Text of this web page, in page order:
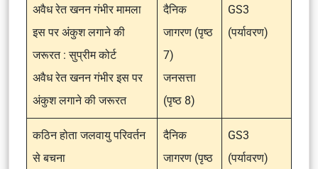
अवैध रेत खनन गंभीर मामला
इस पर अंकुश लगाने की
जरूरत : सुप्रीम कोर्ट
अवैध रेत खनन गंभीर इस पर
अंकुश लगाने की जरूरत
दैनिक
जागरण (पृष्ठ
7)
जनसत्ता
(पृष्ठ 8)
GS3
(पर्यावरण)
कठिन होता जलवायु परिवर्तन
से बचना
दैनिक
जागरण (पृष्ठ
GS3
(पर्यावरण)